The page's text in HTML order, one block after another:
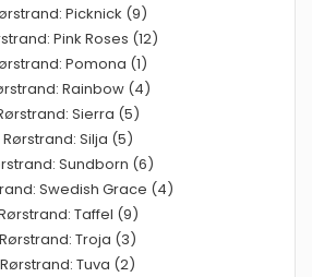
Picknick (9)
Pink Roses (12)
Pomona (1)
Rainbow (4)
Sierra (5)
Rørstrand: Silja (5)
Sundborn (6)
Swedish Grace (4)
Taffel (9)
Rørstrand: Troja (3)
Rørstrand: Tuva (2)